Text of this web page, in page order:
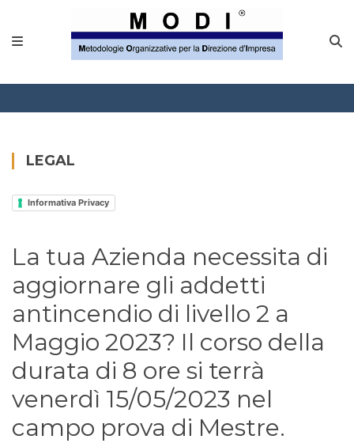
Questionario
Blog e info
FAQ
La tua Azienda necessita di
aggiornare gli addetti
antincendio di livello 2 a
Maggio 2023? Il corso della
durata di 8 ore si terrà
venerdì 15/05/2023 nel
campo prova di Mestre.
LEGAL
Informativa Privacy